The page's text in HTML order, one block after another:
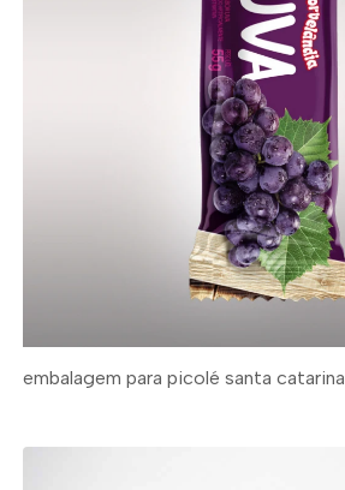
embalagem para picolé santa catarina